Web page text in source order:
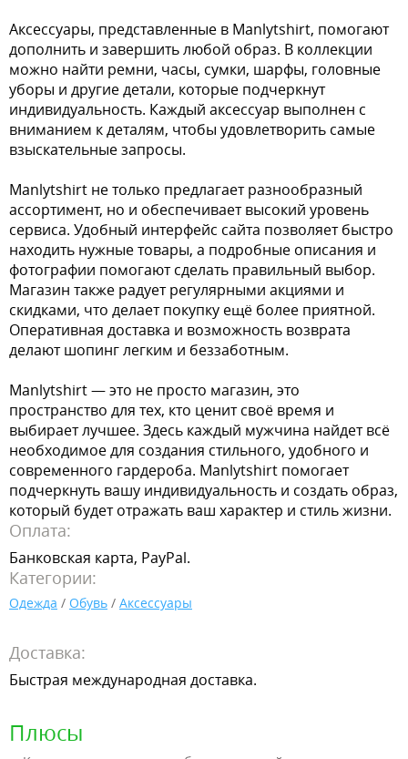
Аксессуары, представленные в Manlytshirt, помогают
дополнить и завершить любой образ. В коллекции
можно найти ремни, часы, сумки, шарфы, головные
уборы и другие детали, которые подчеркнут
индивидуальность. Каждый аксессуар выполнен с
вниманием к деталям, чтобы удовлетворить самые
взыскательные запросы.
Manlytshirt не только предлагает разнообразный
ассортимент, но и обеспечивает высокий уровень
сервиса. Удобный интерфейс сайта позволяет быстро
находить нужные товары, а подробные описания и
фотографии помогают сделать правильный выбор.
Магазин также радует регулярными акциями и
скидками, что делает покупку ещё более приятной.
Оперативная доставка и возможность возврата
делают шопинг легким и беззаботным.
Manlytshirt — это не просто магазин, это
пространство для тех, кто ценит своё время и
выбирает лучшее. Здесь каждый мужчина найдет всё
необходимое для создания стильного, удобного и
современного гардероба. Manlytshirt помогает
подчеркнуть вашу индивидуальность и создать образ,
который будет отражать ваш характер и стиль жизни.
Оплата:
Банковская карта, PayPal.
Категории:
Одежда / Обувь / Аксессуары
Доставка:
Быстрая международная доставка.
Плюсы